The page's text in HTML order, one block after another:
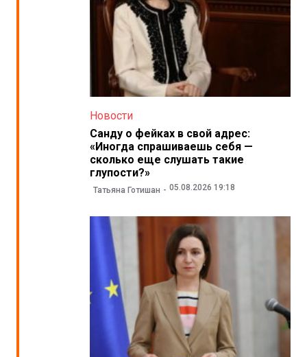
Новости
Санду о фейках в свой адрес:
«Иногда спрашиваешь себя —
сколько еще слушать такие
глупости?»
Татьяна Готишан 05.08.2026 19:18